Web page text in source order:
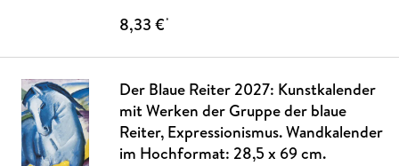
8,33 €*
Der Blaue Reiter 2027: Kunstkalender
mit Werken der Gruppe der blaue
Reiter, Expressionismus. Wandkalender
im Hochformat: 28,5 x 69 cm.